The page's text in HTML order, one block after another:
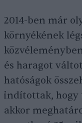
2014-ben már
környékének
és haragot
hatóságok
indítottak, hogy
akkor